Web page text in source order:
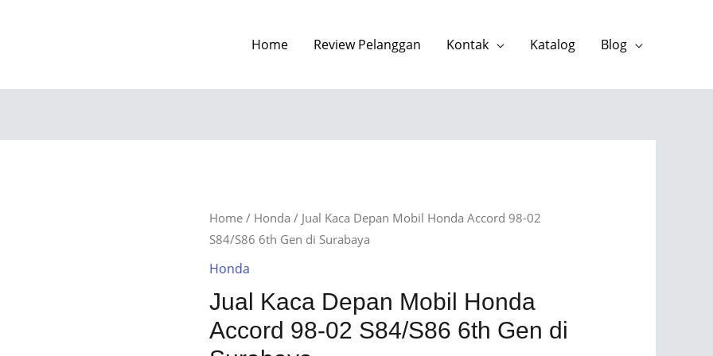
Home Review Pelanggan Kontak Katalog Blog
Home / Honda / Jual Kaca Depan Mobil Honda Accord 98-02
S84/S86 6th Gen di Surabaya
Honda
Jual Kaca Depan Mobil Honda
Accord 98-02 S84/S86 6th Gen di